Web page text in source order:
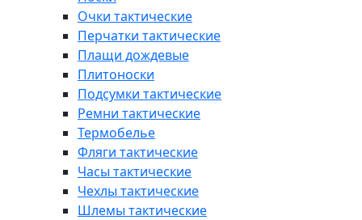
Очки тактические
Перчатки тактические
Плащи дождевые
Плитоноски
Подсумки тактические
Ремни тактические
Термобелье
Фляги тактические
Часы тактические
Чехлы тактические
Шлемы тактические